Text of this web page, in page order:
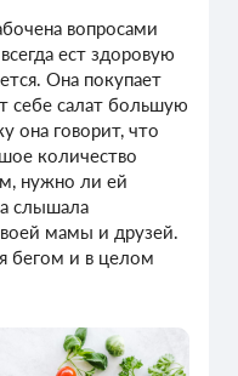
вопросами
ест здоровую
Она покупает
себе салат большую
она говорит, что
количество
нужно ли ей
слышала
мамы и друзей.
бегом и в целом